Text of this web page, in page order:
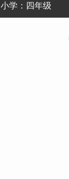
小学：四年级